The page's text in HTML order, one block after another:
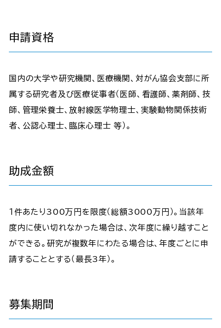
申請資格
国内の大学や研究機関、医療機関、対がん協会支部に所
属する研究者及び医療従事者（医師、看護師、薬剤師、技
師、管理栄養士、放射線医学物理士、実験動物関係技術
者、公認心理士、臨床心理士 等）。
助成金額
１件あたり300万円を限度（総額3000万円）。当該年
度内に使い切れなかった場合は、次年度に繰り越すこと
ができる。研究が複数年にわたる場合は、年度ごとに申
請することとする（最長3年）。
募集期間